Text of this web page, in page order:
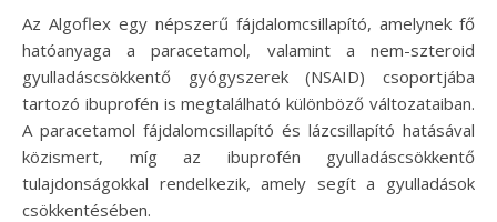
Az Algoflex egy népszerű fájdalomcsillapító, amelynek fő
hatóanyaga a paracetamol, valamint a nem-szteroid
gyulladáscsökkentő gyógyszerek (NSAID) csoportjába
tartozó ibuprofén is megtalálható különböző változataiban.
A paracetamol fájdalomcsillapító és lázcsillapító hatásával
közismert, míg az ibuprofén gyulladáscsökkentő
tulajdonságokkal rendelkezik, amely segít a gyulladások
csökkentésében.